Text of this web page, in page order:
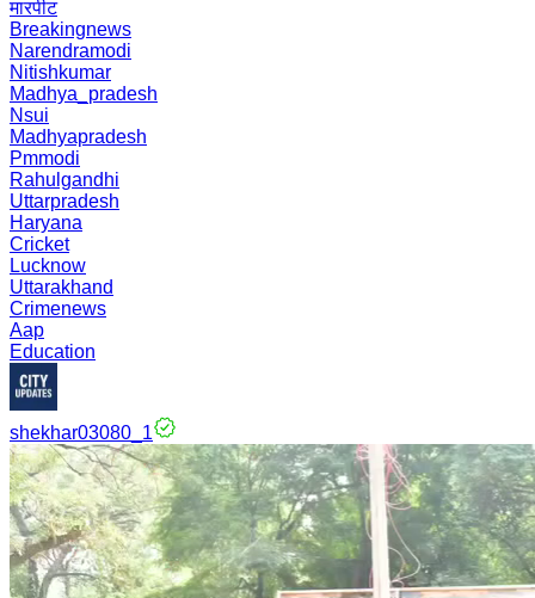
मारपीट
Breakingnews
Narendramodi
Nitishkumar
Madhya_pradesh
Nsui
Madhyapradesh
Pmmodi
Rahulgandhi
Uttarpradesh
Haryana
Cricket
Lucknow
Uttarakhand
Crimenews
Aap
Education
shekhar03080_1